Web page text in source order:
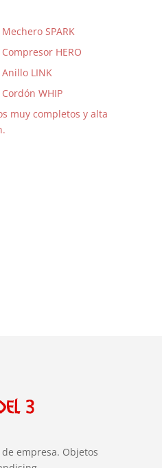
SPARK
HERO
Anillo LINK
Cordón WHIP
muy completos y alta
empresa. Objetos